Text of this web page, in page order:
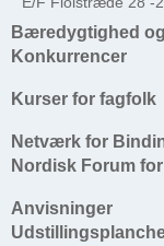
Bæredygtighed
Konkurrencer
Kurser for fagfolk
Netværk for
Nordisk Forum
Anvisninger